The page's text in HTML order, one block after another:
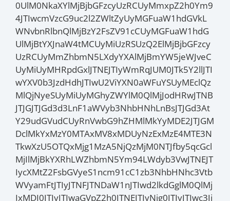
0UlM0NkaXYlMjBjbGFzcyUzRCUyMmxpZ2h0Ym9
4JTIwcmVzcG9uc2l2ZWltZyUyMGFuaW1hdGVkL
WNvbnRlbnQlMjBzY2FsZV91cCUyMGFuaW1hdG
UlMjBtYXJnaW4tMCUyMiUzRSUzQ2ElMjBjbGFzcy
UzRCUyMmZhbmN5LXdyYXAlMjBmYW5jeWJveC
UyMiUyMHRpdGxlJTNEJTIyWmRqJUM0JTk5Y2llJTI
wYXV0b3JzdHdhJTIwU2ViYXN0aWFuYSUyMEclQz
MlQjNyeSUyMiUyMGhyZWYlM0QlMjJodHRwJTNB
JTJGJTJGd3d3LnF1aWVyb3NhbHNhLnBsJTJGd3At
Y29udGVudCUyRnVwbG9hZHMlMkYyMDE2JTJGM
DclMkYxMzY0MTAxMV8xMDUyNzExMzE4MTE3N
TkwXzU5OTQxMjg1MzA5NjQzMjM0NTJfby5qcGcl
MjIlMjBkYXRhLWZhbmN5Ym94LWdyb3VwJTNEJT
IycXMtZ2FsbGVyeS1ncm91cC1zb3NhbHNhc3Vtb
WVyamFtJTIyJTNFJTNDaW1nJTIwd2lkdGglM0QlMj
IxMDI0JTIyJTIwaGVpZ2h0JTNEJTIyNjg0JTIyJTIwc3Jj